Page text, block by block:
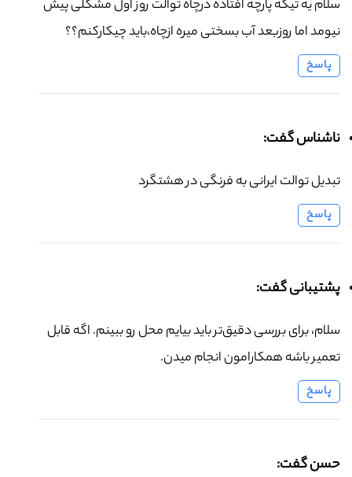
سلام یه تیکه پارچه افتاده درچاه توالت روز اول مشگلی پیش
نیومد اما روزبعد آب بسختی میره ازچاه،باید چیکارکنم؟؟
پاسخ
ناشناس گفت:
تبدیل توالت ایرانی به فرنگی در هشتگرد
پاسخ
پشتیبانی گفت:
سلام، برای بررسی دقیق‌تر باید بیایم محل رو ببینم. اگه قابل
تعمیر باشه همکارامون انجام میدن.
پاسخ
حسن گفت: